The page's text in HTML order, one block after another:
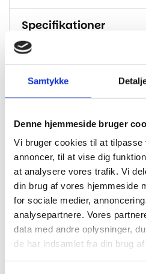
Samtykke
Denne hjemmeside bruger
Vi bruger cookies til at tilpasse
annoncer, til at vise dig
at analysere vores trafik. Vi
din brug af vores hjemmeside
for sociale medier,
analysepartnere. Vores
data med andre oplysninger,
de har indsamlet fra din brug
Specifikationer
Brand
Dimension
Tykkelse I
Klasse
Bagside
M2 Pr.
Pakke
Fas
Garanti